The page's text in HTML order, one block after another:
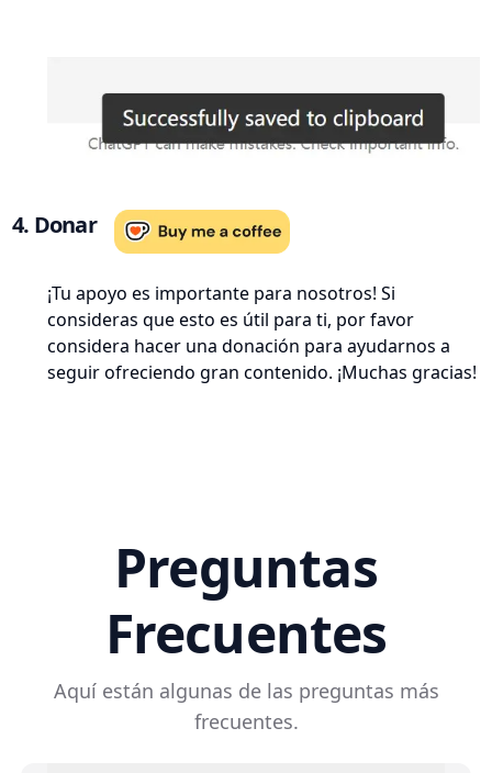
4. Donar
¡Tu apoyo es importante para nosotros! Si
consideras que esto es útil para ti, por favor
considera hacer una donación para ayudarnos a
seguir ofreciendo gran contenido. ¡Muchas gracias!
Preguntas
Frecuentes
Aquí están algunas de las preguntas más
frecuentes.